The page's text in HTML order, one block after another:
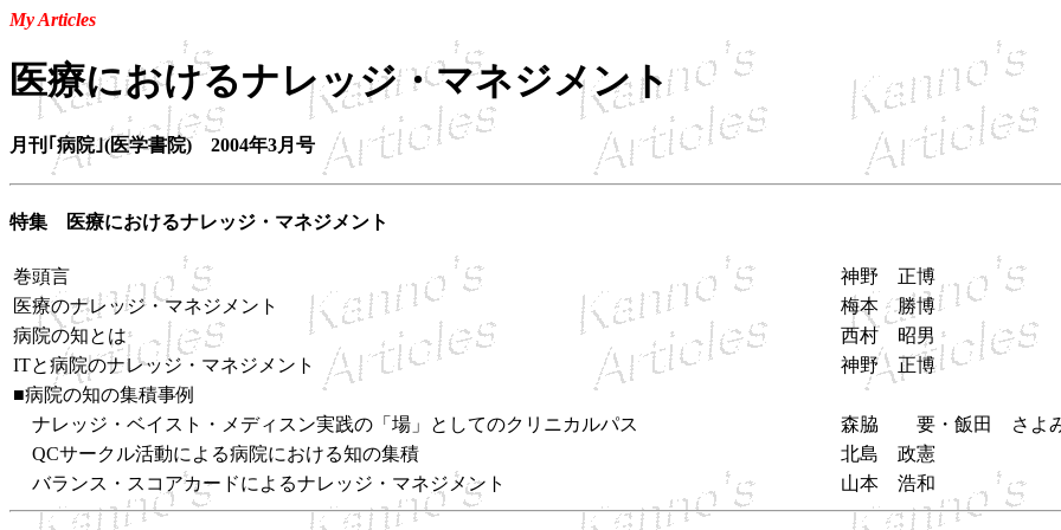
My Articles
医療におけるナレッジ・マネジメント
月刊｢病院｣(医学書院) 2004年3月号
特集 医療におけるナレッジ・マネジメント
巻頭言
神野 正博
医療のナレッジ・マネジメント
梅本 勝博
病院の知とは
西村 昭男
ITと病院のナレッジ・マネジメント
神野 正博
■病院の知の集積事例
ナレッジ・ベイスト・メディスン実践の「場」としてのクリニカルパス
森脇 要・飯田 さよ
QCサークル活動による病院における知の集積
北島 政憲
バランス・スコアカードによるナレッジ・マネジメント
山本 浩和